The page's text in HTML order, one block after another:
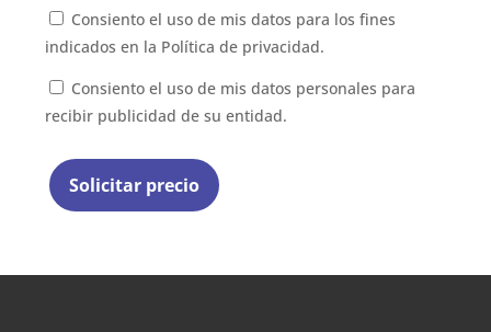
Consiento el uso de mis datos para los fines
indicados en la Política de privacidad.
Consiento el uso de mis datos personales para
recibir publicidad de su entidad.